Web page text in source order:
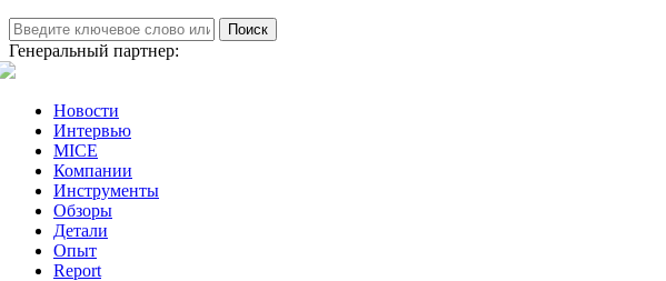
Поиск
Генеральный партнер:
Новости
Интервью
MICE
Компании
Инструменты
Обзоры
Детали
Опыт
Report